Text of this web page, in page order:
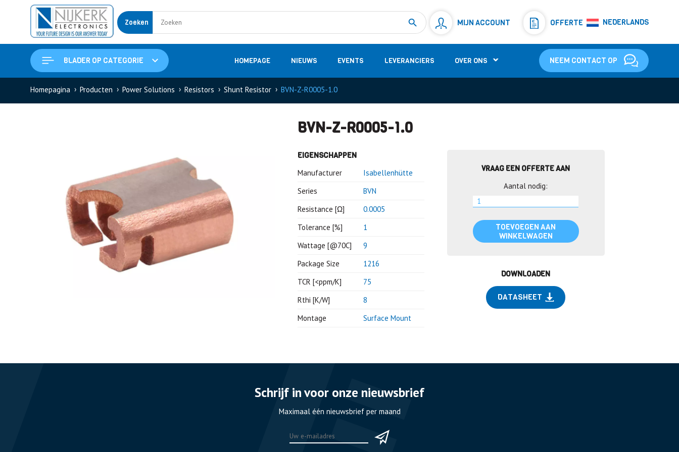
Zoeken MIJN ACCOUNT OFFERTE NEDERLANDS
BLADER OP CATEGORIE HOMEPAGE NIEUWS EVENTS LEVERANCIERS OVER ONS NEEM CONTACT OP
Measurement
Shunt Resistor
Homepagina Producten Power Solutions Resistors Shunt Resistor BVN-Z-R0005-1.0
BVN-Z-R0005-1.0
EIGENSCHAPPEN
Manufacturer
Isabellenhütte
Series
BVN
Resistance [Ω]
0.0005
Tolerance [%]
1
Wattage [@70C]
9
Package Size
1216
TCR [<ppm/K]
75
Rthi [K/W]
8
Montage
Surface Mount
VRAAG EEN OFFERTE AAN
Aantal nodig:
TOEVOEGEN AAN
WINKELWAGEN
DOWNLOADEN
DATASHEET
Schrijf in voor onze nieuwsbrief
Maximaal één nieuwsbrief per maand